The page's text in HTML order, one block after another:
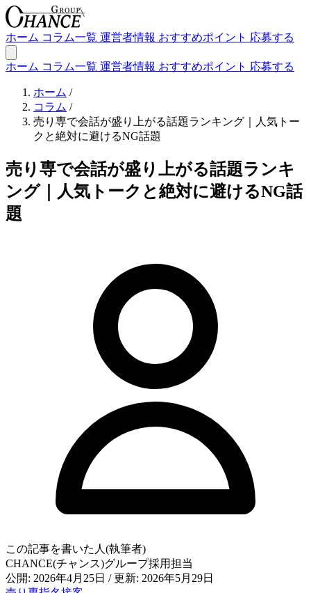
ホーム コラム一覧 運営者情報 おすすめポイント 応募する
ホーム コラム一覧 運営者情報 おすすめポイント 応募する
ホーム /
コラム /
売り専で会話が盛り上がる話題ランキング｜人気トー
クと絶対に避けるNG話題
売り専で会話が盛り上がる話題ランキ
ング｜人気トークと絶対に避けるNG話
題
この記事を書いた人(執筆者)
CHANCE(チャンス)グループ採用担当
公開: 2026年4月25日 / 更新: 2026年5月29日